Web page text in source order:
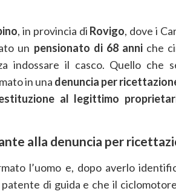
, in provincia di Rovigo, dove i
un pensionato di 68 anni che
indossare il casco. Quello che
in una denuncia per
al legittimo
alla denuncia per
l’uomo e, dopo averlo
di guida e che il